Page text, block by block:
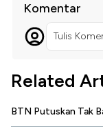
Komentar
Tulis
Related
BTN Putuskan Tak